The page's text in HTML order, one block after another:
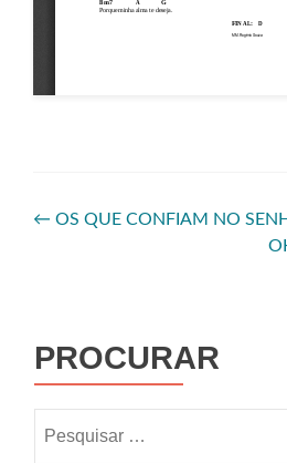
← OS QUE CONFIAM NO
PROCURAR